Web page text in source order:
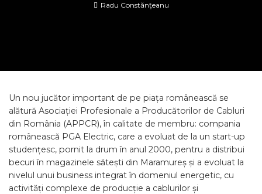
Radu Constănțeanu
Un nou jucător important de pe piața românească se
alătură Asociației Profesionale a Producătorilor de Cabluri
din România (APPCR), în calitate de membru: compania
românească PGA Electric, care a evoluat de la un start-up
studențesc, pornit la drum în anul 2000, pentru a distribui
becuri în magazinele sătești din Maramureș și a evoluat la
nivelul unui business integrat în domeniul energetic, cu
activități complexe de producție a cablurilor și